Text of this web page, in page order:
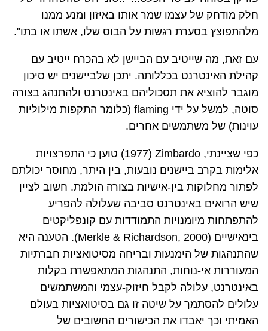
חלק מודחק של עצמו שמר אותו באיזון ומנע ממנו
מלהתפוצץ בסערת רגשות על הבוס שלו, אשתו או בתו".
עם זאת, מה שייטיב עם הביישן לא בהכרח ייטיב עם
קהילת האינטרנט בכללותה. יתכן שלביישנים יש סיכון
מוגבר להוציא את תסכוליהם באינטרנט ולהתנהג בצורה
סוטה, למשל על ידי flaming (כלומר התקפות מילוליות
עוינות) של משתמשים אחרים.
כפי שציינתי, Zimbardo
(
1977) טוען כי התפרצויות
אלימות בקרב ביישנים נובעות, בין היתר, מחוסר יכולתם
לפתור מחלוקות בין-אישיות בצורה הולמת. חשוב לציין
שיש הרואים באינטרנט סביבה שעלולה להפריע
להתפתחות מיומנויות התמודדות עם קונפליקטים
בינאישיים (Merkle & Richardson, 2000). הטענה היא
שהתנהגות של הימנעות ובריחה מסיטואציות חברתיות
המעוררות אי-נוחות, התנהגות המתאפשרת בקלות
באינטרנט, עלולה לקבל חיזוק-עצמי והמשתמשים
עלולים להסתמך על שיטה זו גם בסיטואציות בעולם
האמיתי וכך יאבדו את הכישורים החשובים של